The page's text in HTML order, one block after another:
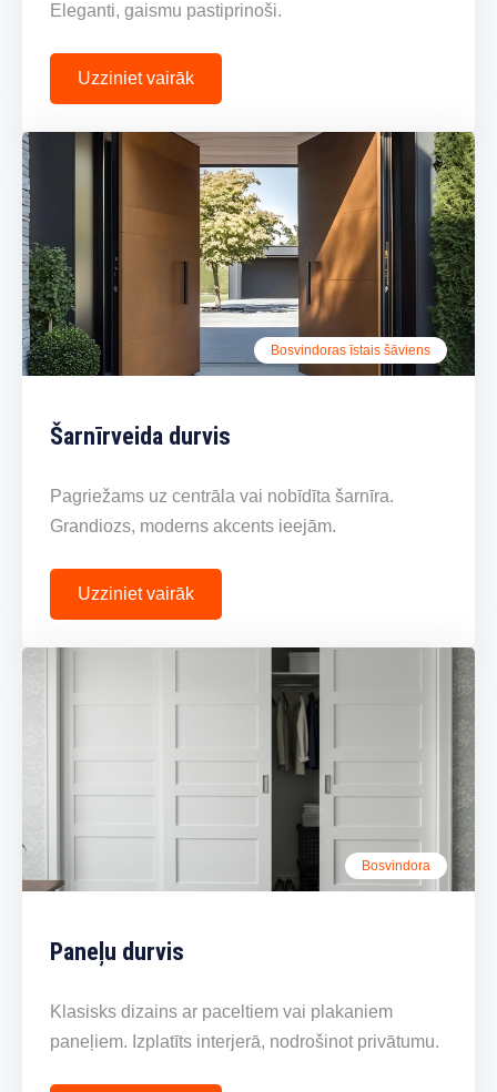
Eleganti, gaismu pastiprinoši.
Uzziniet vairāk
Bosvindoras īstais šāviens
Šarnīrveida durvis
Pagriežams uz centrāla vai nobīdīta šarnīra.
Grandiozs, moderns akcents ieejām.
Uzziniet vairāk
Bosvindora
Paneļu durvis
Klasisks dizains ar paceltiem vai plakaniem
paneļiem. Izplatīts interjerā, nodrošinot privātumu.